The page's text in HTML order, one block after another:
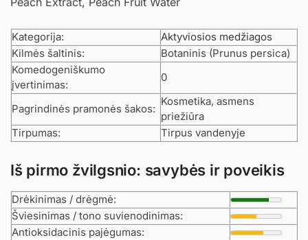
Kategorija:
Aktyviosios medžiagos
Kilmės šaltinis:
Botaninis (Prunus persica)
Komedogeniškumo
įvertinimas:
0
Pagrindinės pramonės šakos:
Kosmetika, asmens
priežiūra
Tirpumas:
Tirpus vandenyje
Iš pirmo žvilgsnio: savybės ir poveikis
Drėkinimas / drėgmė:
Šviesinimas / tono suvienodinimas:
Antioksidacinis pajėgumas: